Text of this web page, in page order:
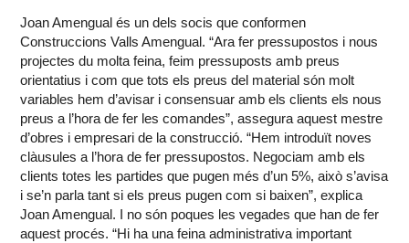
Joan Amengual és un dels socis que conformen
Construccions Valls Amengual. “Ara fer pressupostos i nous
projectes du molta feina, feim pressuposts amb preus
orientatius i com que tots els preus del material són molt
variables hem d’avisar i consensuar amb els clients els nous
preus a l’hora de fer les comandes”, assegura aquest mestre
d’obres i empresari de la construcció. “Hem introduït noves
clàusules a l’hora de fer pressupostos. Negociam amb els
clients totes les partides que pugen més d’un 5%, això s’avisa
i se’n parla tant si els preus pugen com si baixen”, explica
Joan Amengual. I no són poques les vegades que han de fer
aquest procés. “Hi ha una feina administrativa important